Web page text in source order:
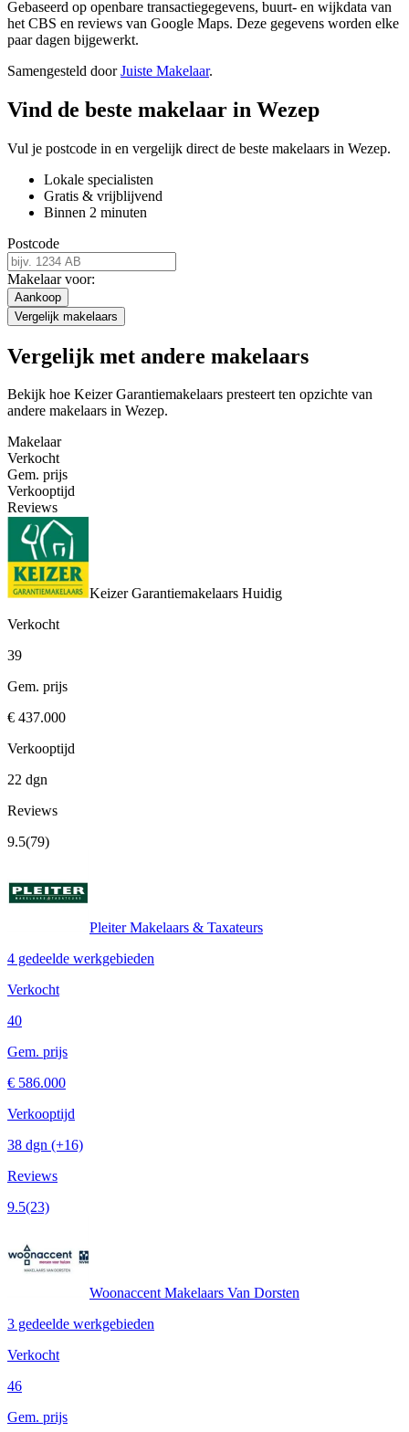
Gebaseerd op openbare transactiegegevens, buurt- en wijkdata van
het CBS en reviews van Google Maps. Deze gegevens worden elke
paar dagen bijgewerkt.
Samengesteld doorJuiste Makelaar.
Vind de beste makelaar in Wezep
Vul je postcode in en vergelijk direct de beste makelaars in Wezep.
Lokale specialisten
Gratis & vrijblijvend
Binnen 2 minuten
Postcode
Makelaar voor:
Aankoop
Vergelijk makelaars
Vergelijk met andere makelaars
Bekijk hoe Keizer Garantiemakelaars presteert ten opzichte van
andere makelaars in Wezep.
Makelaar
Verkocht
Gem. prijs
Verkooptijd
Reviews
Keizer Garantiemakelaars Huidig
Verkocht
39
Gem. prijs
€ 437.000
Verkooptijd
22 dgn
Reviews
9.5(79)
Pleiter Makelaars & Taxateurs
4 gedeelde werkgebieden
Verkocht
40
Gem. prijs
€ 586.000
Verkooptijd
38 dgn (+16)
Reviews
9.5(23)
Woonaccent Makelaars Van Dorsten
3 gedeelde werkgebieden
Verkocht
46
Gem. prijs